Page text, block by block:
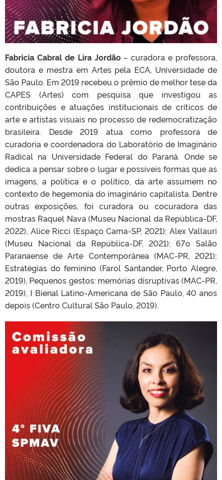
Fabricia Cabral de Lira Jordão– curadora e professora,
doutora e mestra em Artes pela ECA, Universidade de
São Paulo. Em 2019 recebeu o prêmio de melhor tese da
CAPES (Artes) com pesquisa que investigou as
contribuições e atuações institucionais de críticos de
arte e artistas visuais no processo de redemocratização
brasileira. Desde 2019 atua como professora de
curadoria e coordenadora do Laboratório de Imaginário
Radical na Universidade Federal do Paraná. Onde se
dedica a pensar sobre o lugar e possíveis formas que as
imagens, a política e o político, da arte assumem no
contexto de hegemonia do imaginário capitalista. Dentre
outras exposições, foi curadora ou cocuradora das
mostras Raquel Nava (Museu Nacional da República-DF,
2022), Alice Ricci (Espaço Cama-SP, 2021); Alex Vallauri
(Museu Nacional da República-DF, 2021); 67o Salão
Paranaense de Arte Contemporânea (MAC-PR, 2021);
Estratégias do feminino (Farol Santander, Porto Alegre,
2019), Pequenos gestos: memórias disruptivas (MAC-PR,
2019), I Bienal Latino-Americana de São Paulo, 40 anos
depois (Centro Cultural São Paulo, 2019).